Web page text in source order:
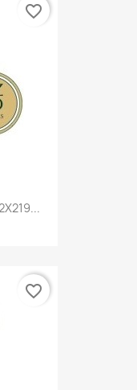
favorite_border
favorite_border